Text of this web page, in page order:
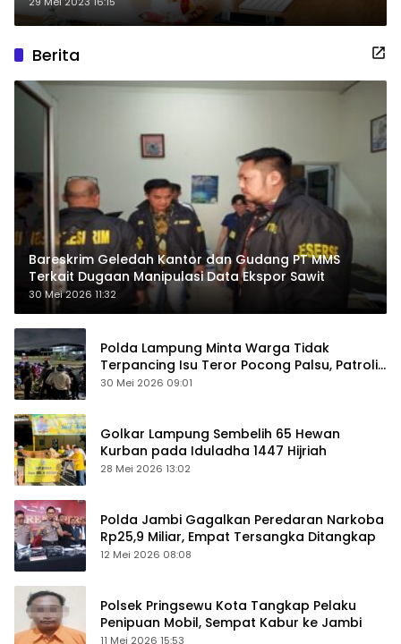
Berita
Bareskrim Geledah Kantor dan Gudang PT MMS
Terkait Dugaan Manipulasi Data Ekspor Sawit
30 Mei 2026 11:32
Polda Lampung Minta Warga Tidak
Terpancing Isu Teror Pocong Palsu, Patroli
Keamanan Ditingkatkan
30 Mei 2026 09:01
Golkar Lampung Sembelih 65 Hewan
Kurban pada Iduladha 1447 Hijriah
28 Mei 2026 13:02
Polda Jambi Gagalkan Peredaran Narkoba
Rp25,9 Miliar, Empat Tersangka Ditangkap
12 Mei 2026 08:08
Polsek Pringsewu Kota Tangkap Pelaku
Penipuan Mobil, Sempat Kabur ke Jambi
11 Mei 2026 15:53